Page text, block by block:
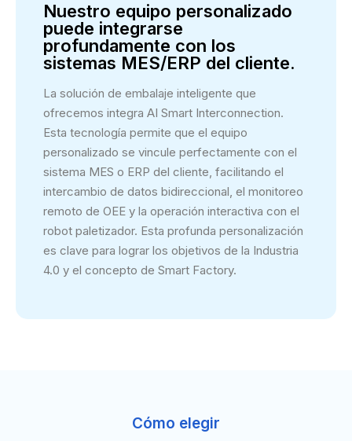
Nuestro equipo personalizado
puede integrarse
profundamente con los
sistemas MES/ERP del cliente.
La solución de embalaje inteligente que
ofrecemos integra AI Smart Interconnection.
Esta tecnología permite que el equipo
personalizado se vincule perfectamente con el
sistema MES o ERP del cliente, facilitando el
intercambio de datos bidireccional, el monitoreo
remoto de OEE y la operación interactiva con el
robot paletizador. Esta profunda personalización
es clave para lograr los objetivos de la Industria
4.0 y el concepto de Smart Factory.
Cómo elegir